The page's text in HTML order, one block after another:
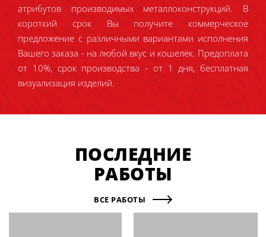
атрибутов производимых металлоконструкций. В
короткий срок Вы получите коммерческое
предложение с различными вариантами исполнения
Вашего заказа - на любой вкус и кошелёк. Предоплата
от 10%, срок производства - от 1 дня, бесплатная
визуализация изделий.
ПОСЛЕДНИЕ
РАБОТЫ
ВСЕ РАБОТЫ